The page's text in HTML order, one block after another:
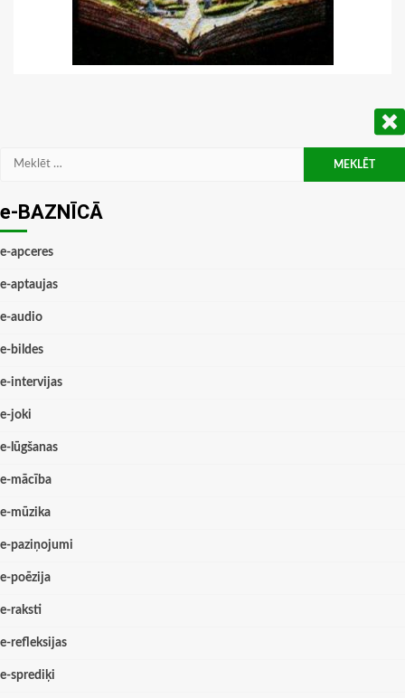
Meklēt:
e-BAZNĪCĀ
e-apceres
e-aptaujas
e-audio
e-bildes
e-intervijas
e-joki
e-lūgšanas
e-mācība
e-mūzika
e-paziņojumi
e-poēzija
e-raksti
e-refleksijas
e-sprediķi